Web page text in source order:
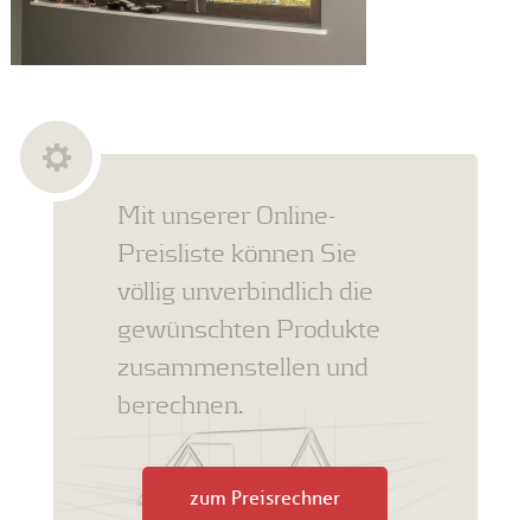
Mit unserer Online-
Preisliste können Sie
völlig unverbindlich die
gewünschten Produkte
zusammenstellen und
berechnen.
zum Preisrechner